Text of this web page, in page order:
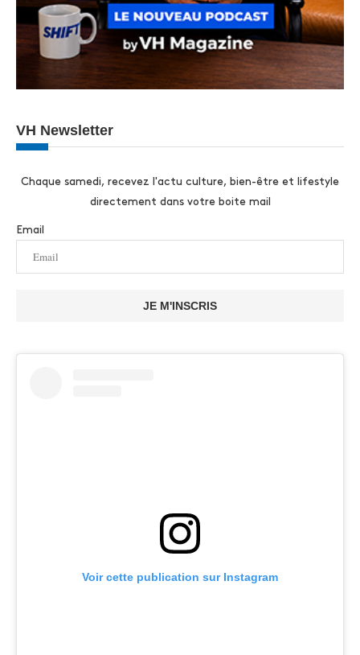
VH Newsletter
Chaque samedi, recevez l'actu culture, bien-être et lifestyle
directement dans votre boite mail
Email
JE M'INSCRIS
Voir cette publication sur Instagram